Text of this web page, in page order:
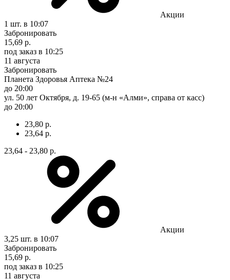
Акции
1 шт. в 10:07
Забронировать
15,69 р.
под заказ в 10:25
11 августа
Забронировать
Планета Здоровья Аптека №24
до 20:00
ул. 50 лет Октября, д. 19-65 (м-н «Алми», справа от касс)
до 20:00
23,80 р.
23,64 р.
23,64 - 23,80 р.
Акции
3,25 шт. в 10:07
Забронировать
15,69 р.
под заказ в 10:25
11 августа